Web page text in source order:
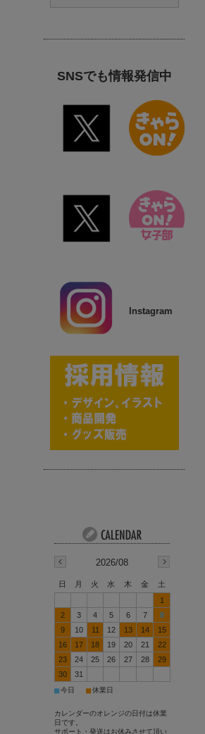
SNSでも情報発信中
Instagram
2026/08
日 月 火 水 木 金
土
1
2
3 4 5 6 7
8
9
10 11 12 13 14
15
16
17 18 19 20 21
22
23
24 25 26 27 28
29
30
31
■今日 ■休業日
カレンダーのオレンジの日付は休業
日です。
サポート・発送はお休みさせて頂い